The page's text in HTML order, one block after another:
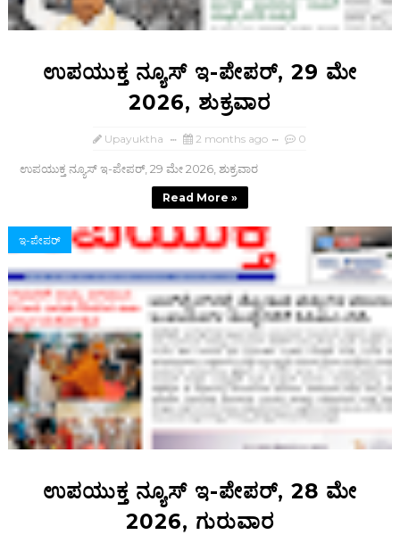
ಉಪಯುಕ್ತ ನ್ಯೂಸ್ ಇ-ಪೇಪರ್, 29 ಮೇ
2026, ಶುಕ್ರವಾರ
Upayuktha 2 months ago 0
ಉಪಯುಕ್ತ ನ್ಯೂಸ್ ಇ-ಪೇಪರ್, 29 ಮೇ 2026, ಶುಕ್ರವಾರ
Read More »
ಇ-ಪೇಪರ್‌
ಉಪಯುಕ್ತ ನ್ಯೂಸ್ ಇ-ಪೇಪರ್, 28 ಮೇ
2026, ಗುರುವಾರ